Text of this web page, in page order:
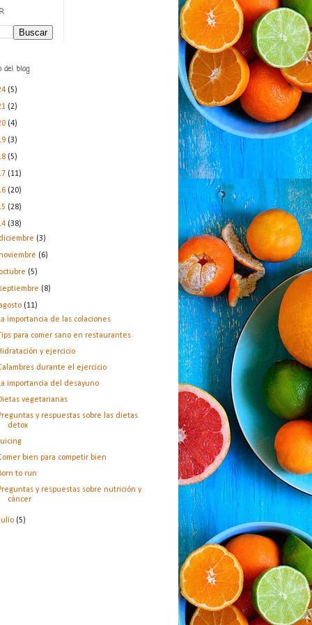
del blog
(5)
(2)
(4)
(3)
(5)
(11)
(20)
(28)
(38)
diciembre (3)
noviembre (6)
octubre (5)
septiembre (8)
agosto (11)
importancia de las colaciones
Tips para comer sano en restaurantes
y ejercicio
durante el ejercicio
importancia del desayuno
vegetarianas
y respuestas sobre las dietas
detox
bien para competir bien
to run
y respuestas sobre nutrición y
cáncer
julio (5)